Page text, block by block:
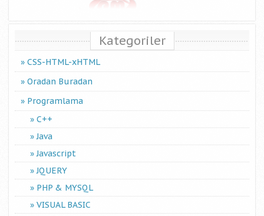
Kategoriler
CSS-HTML-xHTML
Oradan Buradan
Programlama
C++
Java
Javascript
JQUERY
PHP & MYSQL
VISUAL BASIC